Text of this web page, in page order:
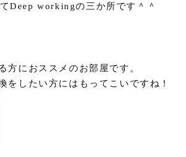
Deep workingの三か所です＾＾
方におススメのお部屋です。
をしたい方にはもってこいですね！